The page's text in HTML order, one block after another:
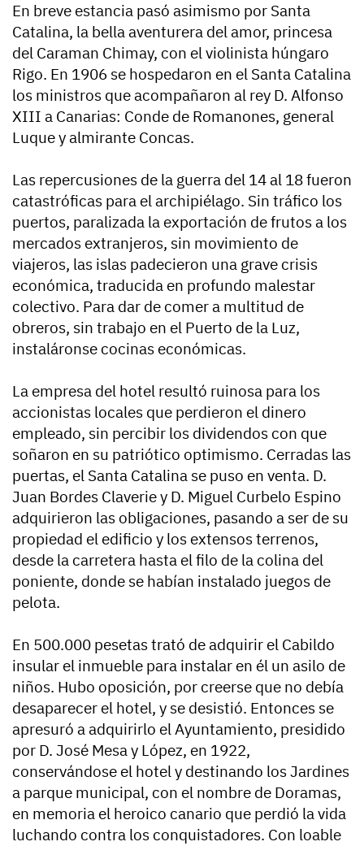
En breve estancia pasó asimismo por Santa
Catalina, la bella aventurera del amor, princesa
del Caraman Chimay, con el violinista húngaro
Rigo. En 1906 se hospedaron en el Santa Catalina
los ministros que acompañaron al rey D. Alfonso
XIII a Canarias: Conde de Romanones, general
Luque y almirante Concas.
Las repercusiones de la guerra del 14 al 18 fueron
catastróficas para el archipiélago. Sin tráfico los
puertos, paralizada la exportación de frutos a los
mercados extranjeros, sin movimiento de
viajeros, las islas padecieron una grave crisis
económica, traducida en profundo malestar
colectivo. Para dar de comer a multitud de
obreros, sin trabajo en el Puerto de la Luz,
instaláronse cocinas económicas.
La empresa del hotel resultó ruinosa para los
accionistas locales que perdieron el dinero
empleado, sin percibir los dividendos con que
soñaron en su patriótico optimismo. Cerradas las
puertas, el Santa Catalina se puso en venta. D.
Juan Bordes Claverie y D. Miguel Curbelo Espino
adquirieron las obligaciones, pasando a ser de su
propiedad el edificio y los extensos terrenos,
desde la carretera hasta el filo de la colina del
poniente, donde se habían instalado juegos de
pelota.
En 500.000 pesetas trató de adquirir el Cabildo
insular el inmueble para instalar en él un asilo de
niños. Hubo oposición, por creerse que no debía
desaparecer el hotel, y se desistió. Entonces se
apresuró a adquirirlo el Ayuntamiento, presidido
por D. José Mesa y López, en 1922,
conservándose el hotel y destinando los Jardines
a parque municipal, con el nombre de Doramas,
en memoria el heroico canario que perdió la vida
luchando contra los conquistadores. Con loable